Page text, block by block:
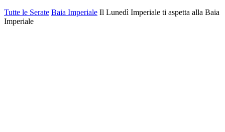
Tutte le Serate Baia Imperiale Il Lunedì Imperiale ti aspetta alla Baia
Imperiale